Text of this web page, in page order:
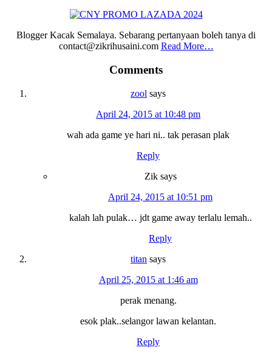
Blogger Kacak Semalaya. Sebarang pertanyaan boleh tanya di
contact@zikrihusaini.com Read More…
Comments
zool says
April 24, 2015 at 10:48 pm
wah ada game ye hari ni.. tak perasan plak
Reply
Zik says
April 24, 2015 at 10:51 pm
kalah lah pulak… jdt game away terlalu lemah..
Reply
titan says
April 25, 2015 at 1:46 am
perak menang.
esok plak..selangor lawan kelantan.
Reply